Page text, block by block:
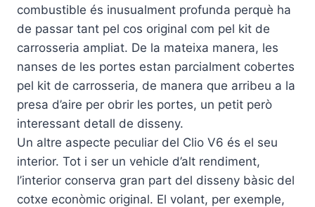
combustible és inusualment profunda perquè ha
de passar tant pel cos original com pel kit de
carrosseria ampliat. De la mateixa manera, les
nanses de les portes estan parcialment cobertes
pel kit de carrosseria, de manera que arribeu a la
presa d’aire per obrir les portes, un petit però
interessant detall de disseny.
Un altre aspecte peculiar del Clio V6 és el seu
interior. Tot i ser un vehicle d’alt rendiment,
l’interior conserva gran part del disseny bàsic del
cotxe econòmic original. El volant, per exemple,